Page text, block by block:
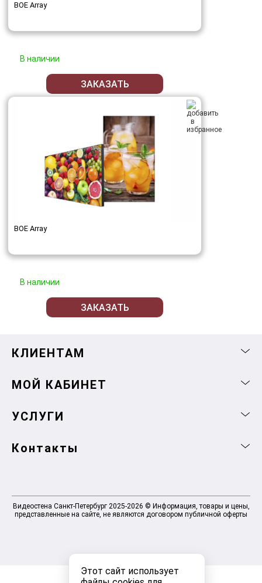
Этот сайт использует
BOE Array
В наличии
ЗАКАЗАТЬ
BOE Array
В наличии
ЗАКАЗАТЬ
КЛИЕНТАМ
МОЙ КАБИНЕТ
УСЛУГИ
Контакты
Видеостена Санкт-Петербург 2025-2026 © Информация, товары и цены,
представленные на сайте, не являются договором публичной оферты